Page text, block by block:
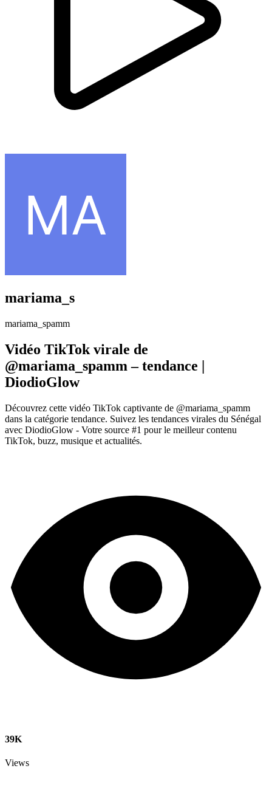
mariama_s
mariama_spamm
Vidéo TikTok virale de
@mariama_spamm – tendance |
DiodioGlow
Découvrez cette vidéo TikTok captivante de @mariama_spamm
dans la catégorie tendance. Suivez les tendances virales du Sénégal
avec DiodioGlow - Votre source #1 pour le meilleur contenu
TikTok, buzz, musique et actualités.
39K
Views